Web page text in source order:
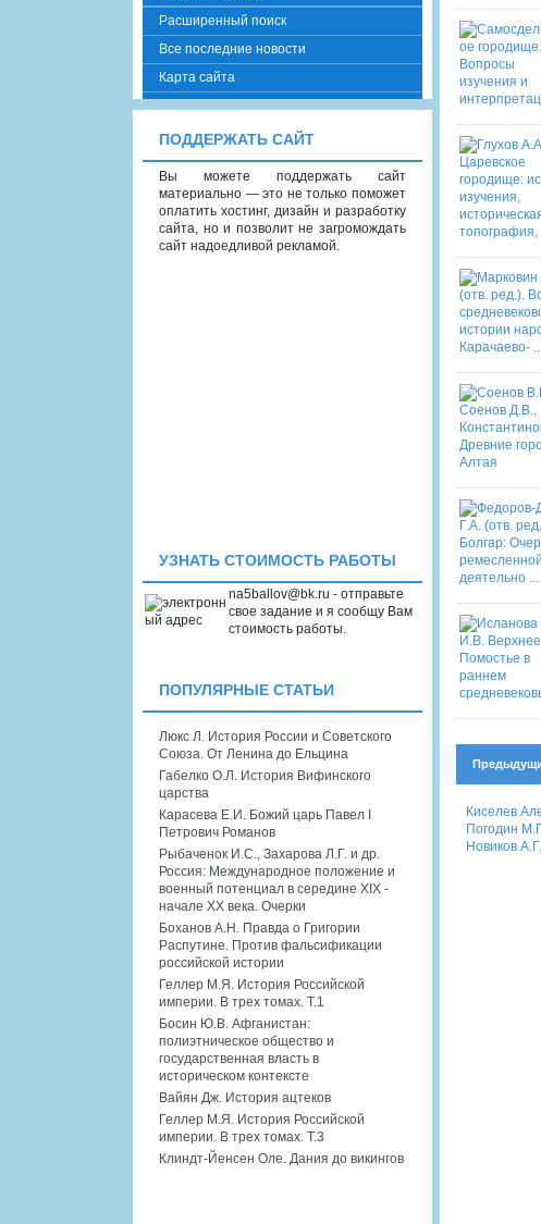
Киселев
Погодин
Новиков
Расширенный поиск
Все последние новости
Карта сайта
ПОДДЕРЖАТЬ САЙТ
Вы можете поддержать сайт
материально — это не только поможет
оплатить хостинг, дизайн и разработку
сайта, но и позволит не загромождать
сайт надоедливой рекламой.
УЗНАТЬ СТОИМОСТЬ РАБОТЫ
na5ballov@bk.ru - отправьте
свое задание и я сообщу Вам
стоимость работы.
ПОПУЛЯРНЫЕ СТАТЬИ
Люкс Л. История России и Советского
Союза. От Ленина до Ельцина
Габелко О.Л. История Вифинского
царства
Карасева Е.И. Божий царь Павел I
Петрович Романов
Рыбаченок И.С., Захарова Л.Г. и др.
Россия: Международное положение и
военный потенциал в середине XIX -
начале XX века. Очерки
Боханов А.Н. Правда о Григории
Распутине. Против фальсификации
российской истории
Геллер М.Я. История Российской
империи. В трех томах. Т.1
Босин Ю.В. Афганистан:
полиэтническое общество и
государственная власть в
историческом контексте
Вайян Дж. История ацтеков
Геллер М.Я. История Российской
империи. В трех томах. Т.3
Клиндт-Йенсен Оле. Дания до викингов